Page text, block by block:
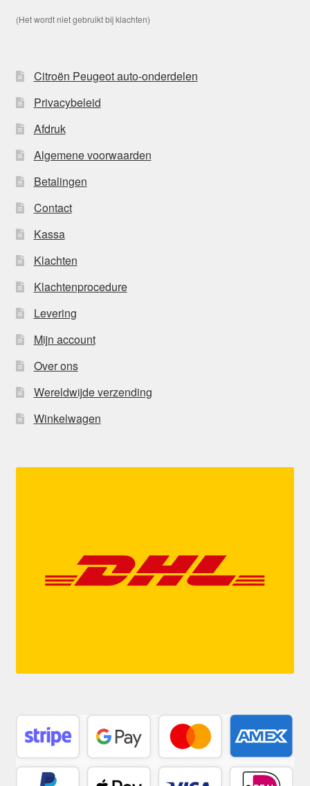
(Het wordt niet gebruikt bij klachten)
Citroën Peugeot auto-onderdelen
Privacybeleid
Afdruk
Algemene voorwaarden
Betalingen
Contact
Kassa
Klachten
Klachtenprocedure
Levering
Mijn account
Over ons
Wereldwijde verzending
Winkelwagen